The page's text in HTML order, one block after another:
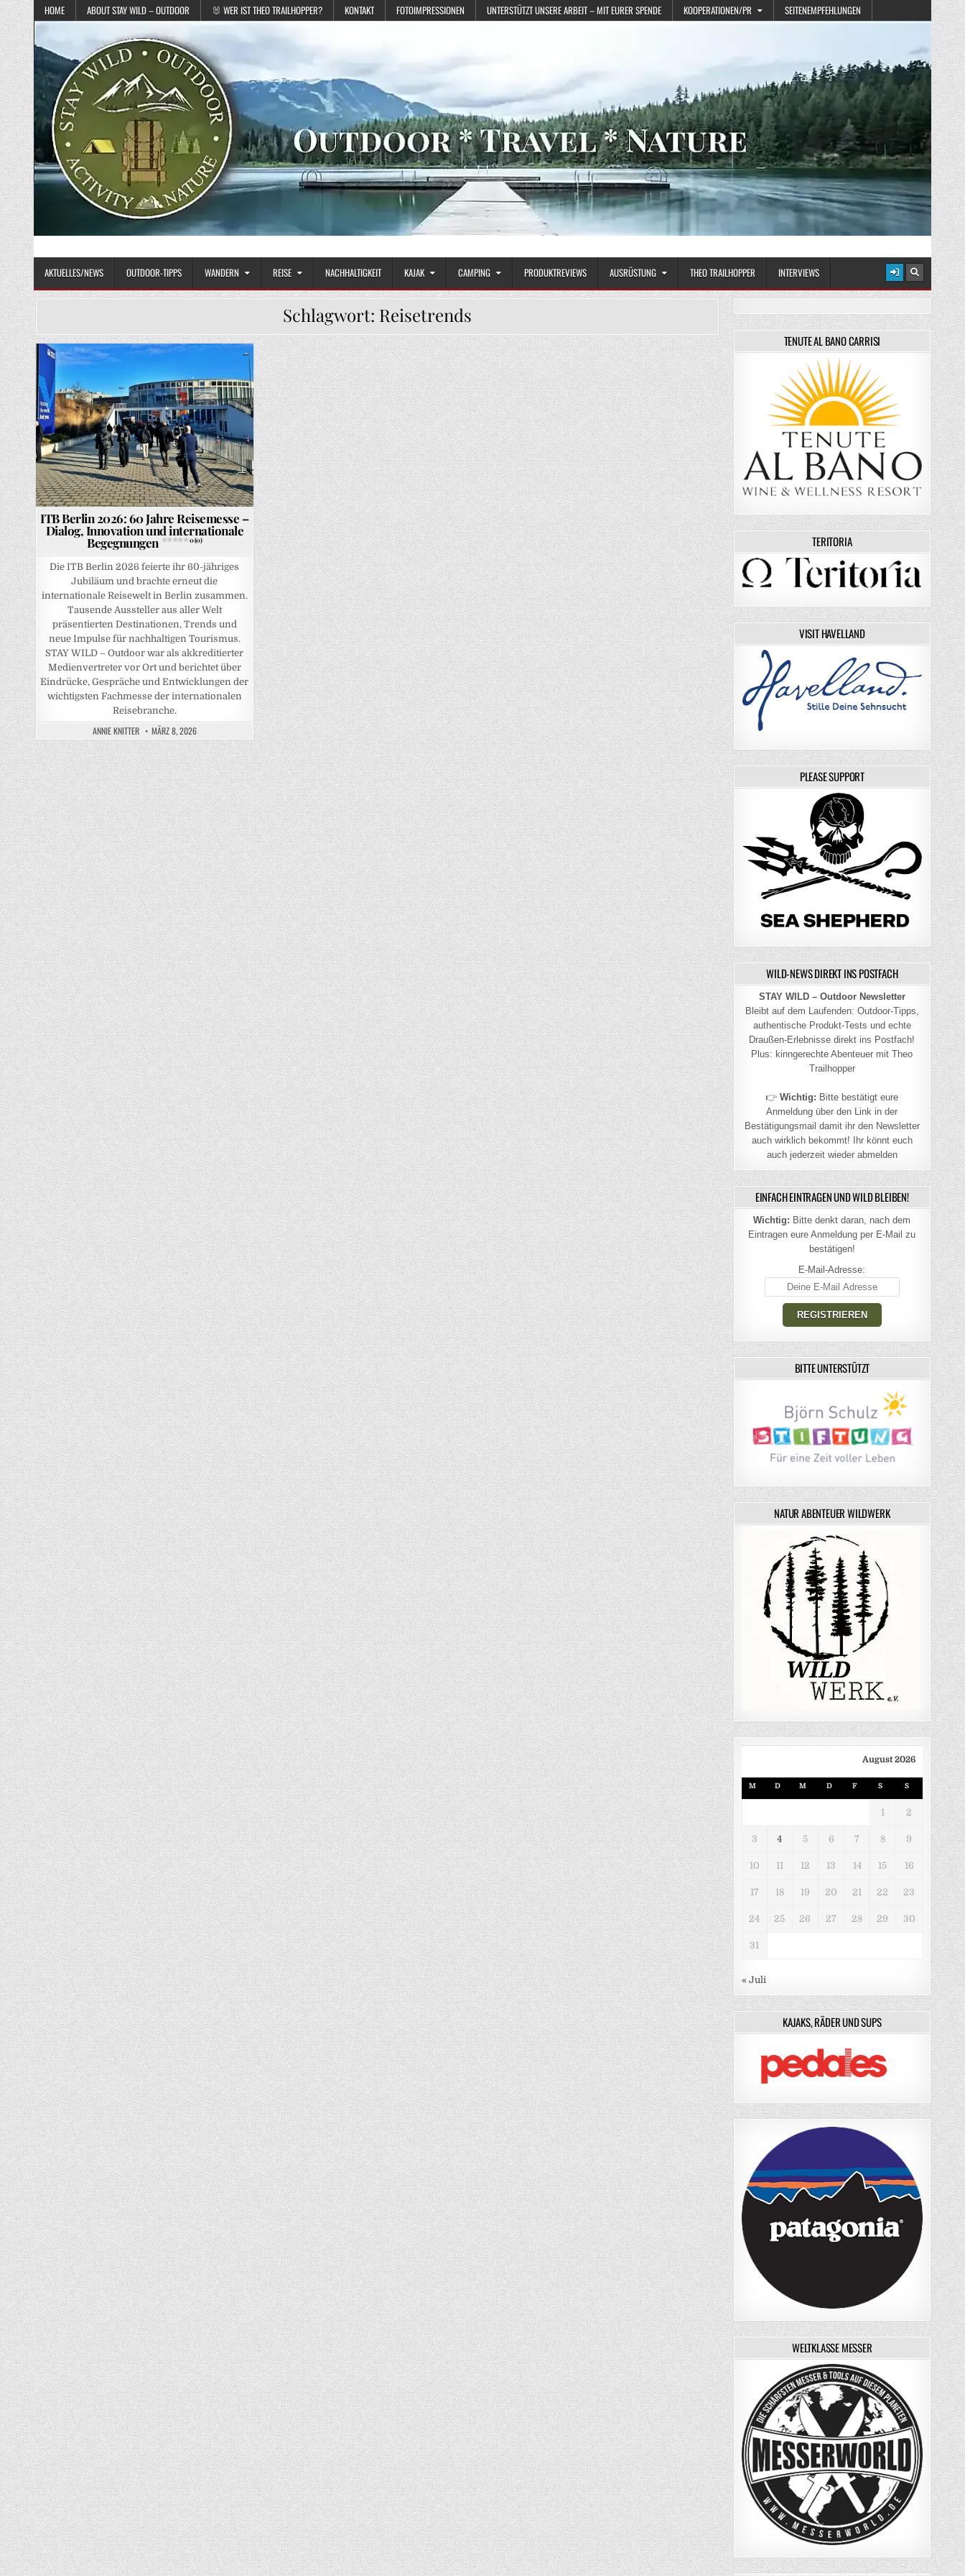
Skip to content
HOME ABOUT STAY WILD – OUTDOOR 🐰 WER IST THEO TRAILHOPPER? KONTAKT FOTOIMPRESSIONEN UNTERSTÜTZT UNSERE ARBEIT – MIT EURER SPENDE KOOPERATIONEN/PR SEITENEMPFEHLUNGEN
STAY WILD – OUTDOOR
AKTUELLES/NEWS OUTDOOR-TIPPS WANDERN REISE NACHHALTIGKEIT KAJAK CAMPING PRODUKTREVIEWS AUSRÜSTUNG THEO TRAILHOPPER INTERVIEWS
Schlagwort: Reisetrends
ITB Berlin 2026: 60 Jahre Reisemesse –
Dialog, Innovation und internationale
Begegnungen 0 (0)
Die ITB Berlin 2026 feierte ihr 60-jähriges
Jubiläum und brachte erneut die
internationale Reisewelt in Berlin zusammen.
Tausende Aussteller aus aller Welt
präsentierten Destinationen, Trends und
neue Impulse für nachhaltigen Tourismus.
STAY WILD – Outdoor war als akkreditierter
Medienvertreter vor Ort und berichtet über
Eindrücke, Gespräche und Entwicklungen der
wichtigsten Fachmesse der internationalen
Reisebranche.
ANNIE KNITTER MÄRZ 8, 2026
TENUTE AL BANO CARRISI
TERITORIA
VISIT HAVELLAND
PLEASE SUPPORT
WILD-NEWS DIREKT INS POSTFACH
STAY WILD – Outdoor Newsletter
Bleibt auf dem Laufenden: Outdoor-Tipps,
authentische Produkt-Tests und echte
Draußen-Erlebnisse direkt ins Postfach!
Plus: kinngerechte Abenteuer mit Theo
Trailhopper
👉Wichtig: Bitte bestätigt eure
Anmeldung über den Link in der
Bestätigungsmail damit ihr den Newsletter
auch wirklich bekommt! Ihr könnt euch
auch jederzeit wieder abmelden
EINFACH EINTRAGEN UND WILD BLEIBEN!
Wichtig: Bitte denkt daran, nach dem
Eintragen eure Anmeldung per E-Mail zu
bestätigen!
E-Mail-Adresse:
BITTE UNTERSTÜTZT
NATUR ABENTEUER WILDWERK
August 2026
M D M D F S S
1 2
3 4 5 6 7 8 9
10 11 12 13 14 15 16
17 18 19 20 21 22 23
24 25 26 27 28 29 30
31
« Juli
KAJAKS, RÄDER UND SUPS
WELTKLASSE MESSER